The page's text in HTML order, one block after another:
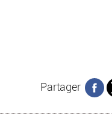
Partager